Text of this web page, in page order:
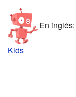
En inglés:
Kids